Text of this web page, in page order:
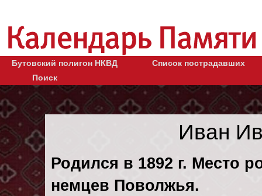
Бутовский полигон НКВД
Список пострадавших
Поиск
Иван
Родился в 1892 г. Место
немцев Поволжья.